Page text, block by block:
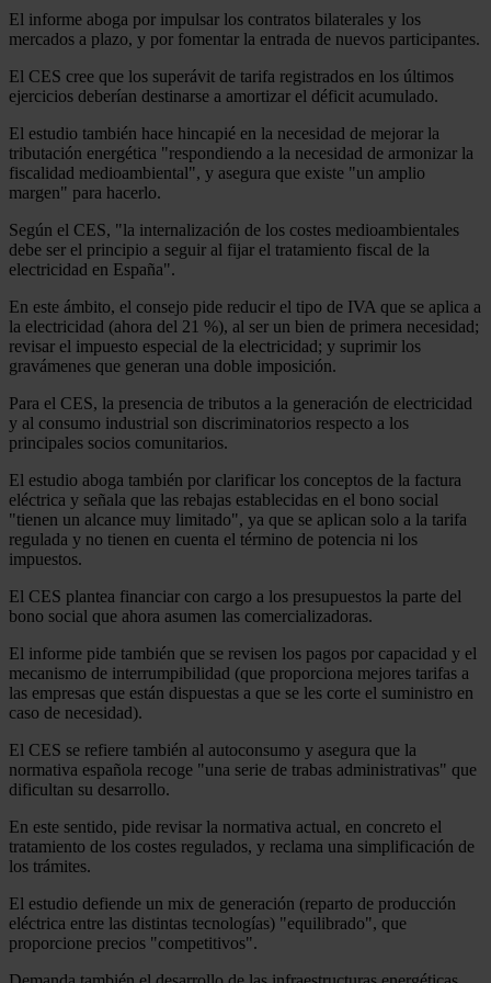
El informe aboga por impulsar los contratos bilaterales y los
mercados a plazo, y por fomentar la entrada de nuevos participantes.
El CES cree que los superávit de tarifa registrados en los últimos
ejercicios deberían destinarse a amortizar el déficit acumulado.
El estudio también hace hincapié en la necesidad de mejorar la
tributación energética "respondiendo a la necesidad de armonizar la
fiscalidad medioambiental", y asegura que existe "un amplio
margen" para hacerlo.
Según el CES, "la internalización de los costes medioambientales
debe ser el principio a seguir al fijar el tratamiento fiscal de la
electricidad en España".
En este ámbito, el consejo pide reducir el tipo de IVA que se aplica a
la electricidad (ahora del 21 %), al ser un bien de primera necesidad;
revisar el impuesto especial de la electricidad; y suprimir los
gravámenes que generan una doble imposición.
Para el CES, la presencia de tributos a la generación de electricidad
y al consumo industrial son discriminatorios respecto a los
principales socios comunitarios.
El estudio aboga también por clarificar los conceptos de la factura
eléctrica y señala que las rebajas establecidas en el bono social
"tienen un alcance muy limitado", ya que se aplican solo a la tarifa
regulada y no tienen en cuenta el término de potencia ni los
impuestos.
El CES plantea financiar con cargo a los presupuestos la parte del
bono social que ahora asumen las comercializadoras.
El informe pide también que se revisen los pagos por capacidad y el
mecanismo de interrumpibilidad (que proporciona mejores tarifas a
las empresas que están dispuestas a que se les corte el suministro en
caso de necesidad).
El CES se refiere también al autoconsumo y asegura que la
normativa española recoge "una serie de trabas administrativas" que
dificultan su desarrollo.
En este sentido, pide revisar la normativa actual, en concreto el
tratamiento de los costes regulados, y reclama una simplificación de
los trámites.
El estudio defiende un mix de generación (reparto de producción
eléctrica entre las distintas tecnologías) "equilibrado", que
proporcione precios "competitivos".